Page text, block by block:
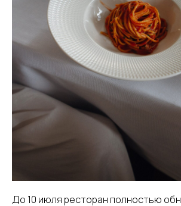
До 10 июля ресторан полностью